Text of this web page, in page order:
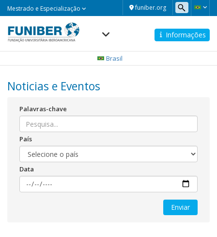
funiber.org
Mestrado e Especialização
Informações
Brasil
Noticias e Eventos
Palavras-chave
País
Data